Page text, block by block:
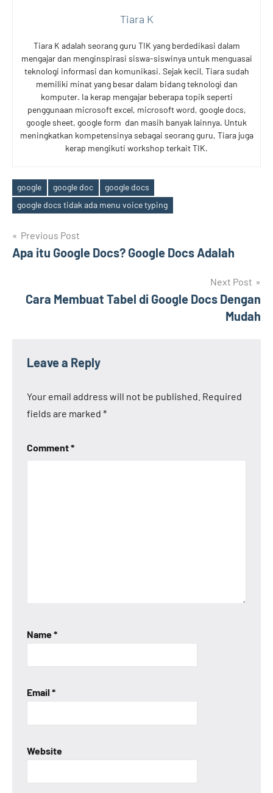
Tiara K
Tiara K adalah seorang guru TIK yang berdedikasi dalam
mengajar dan menginspirasi siswa-siswinya untuk menguasai
teknologi informasi dan komunikasi. Sejak kecil, Tiara sudah
memiliki minat yang besar dalam bidang teknologi dan
komputer. Ia kerap mengajar beberapa topik seperti
penggunaan microsoft excel, microsoft word, google docs,
google sheet, google form dan masih banyak lainnya. Untuk
meningkatkan kompetensinya sebagai seorang guru, Tiara juga
kerap mengikuti workshop terkait TIK.
Tags
google google doc
google docs
google docs tidak ada menu voice typing
Post
navigation
Previous Post
Apa itu Google Docs? Google Docs Adalah
Next Post
Cara Membuat Tabel di Google Docs Dengan
Mudah
Leave a Reply
Your email address will not be published. Required
fields are marked *
Comment*
Name*
Email *
Website